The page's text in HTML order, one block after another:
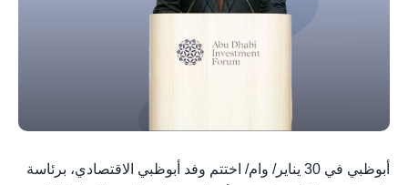
أبوظبي في 30 يناير/ وام/ اختتم وفد أبوظبي الاقتصادي، برئاسة